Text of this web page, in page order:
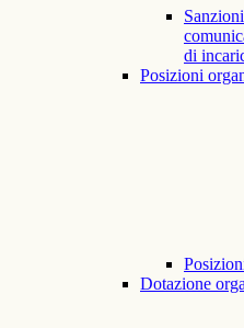
di
Posizioni
Dotazione